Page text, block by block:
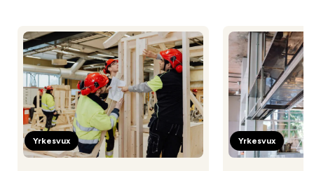
Yrkesvux Yrkesvux